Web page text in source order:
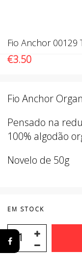
Fio Anchor 00129
€3.50
Fio Anchor
Pensado na
100% algodão
Novelo de 50g
EM STOCK